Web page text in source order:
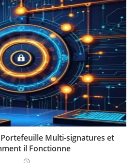
Portefeuille Multi-signatures et
il Fonctionne